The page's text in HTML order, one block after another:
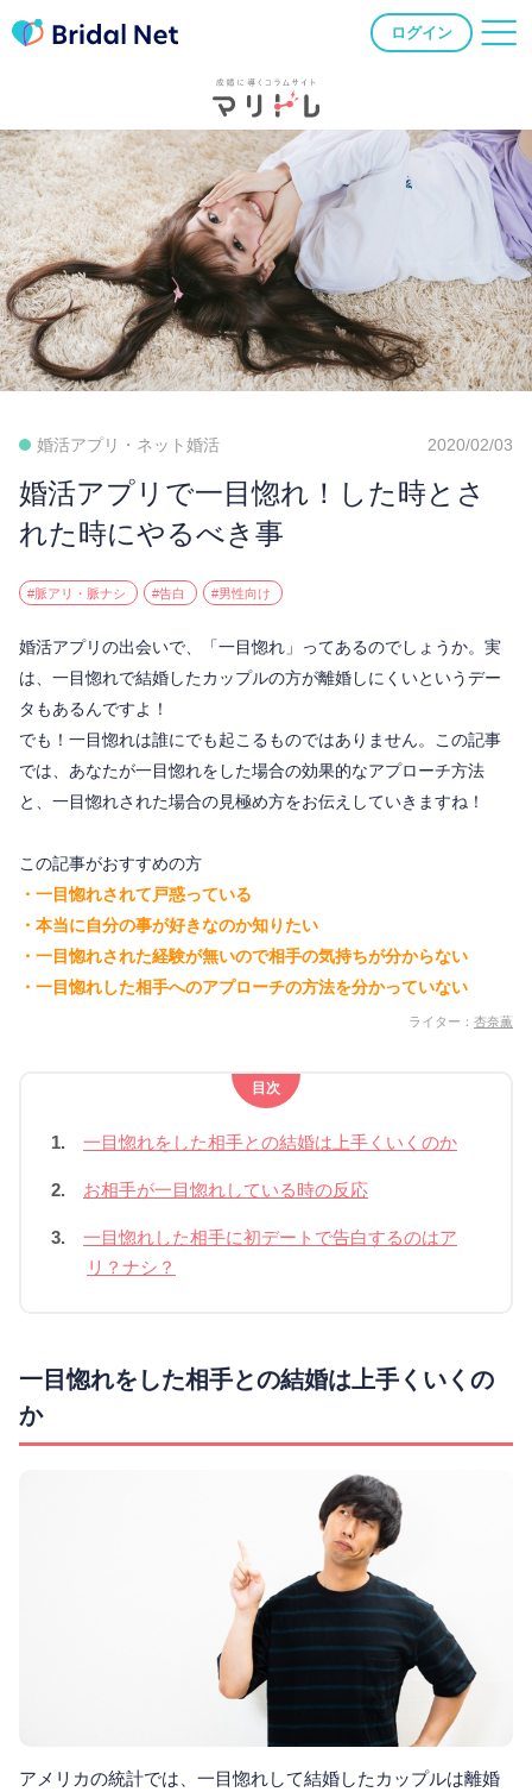
ログイン
婚活アプリ・ネット婚活 2020/02/03
婚活アプリで一目惚れ！した時とさ
れた時にやるべき事
#脈アリ・脈ナシ #告白 #男性向け
婚活アプリの出会いで、「一目惚れ」ってあるのでしょうか。実
は、一目惚れで結婚したカップルの方が離婚しにくいというデー
タもあるんですよ！
でも！一目惚れは誰にでも起こるものではありません。この記事
では、あなたが一目惚れをした場合の効果的なアプローチ方法
と、一目惚れされた場合の見極め方をお伝えしていきますね！
この記事がおすすめの方
・一目惚れされて戸惑っている
・本当に自分の事が好きなのか知りたい
・一目惚れされた経験が無いので相手の気持ちが分からない
・一目惚れした相手へのアプローチの方法を分かっていない
ライター： 杏奈薫
目次
1. 一目惚れをした相手との結婚は上手くいくのか
2. お相手が一目惚れしている時の反応
3.
一目惚れした相手に初デートで告白するのはア
リ？ナシ？
一目惚れをした相手との結婚は上手くいくの
か
アメリカの統計では、一目惚れして結婚したカップルは離婚